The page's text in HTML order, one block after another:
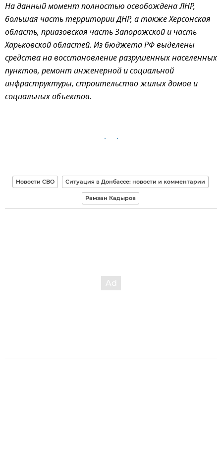
На данный момент полностью освобождена ЛНР,
большая часть территории ДНР, а также Херсонская
область, приазовская часть Запорожской и часть
Харьковской областей. Из бюджета РФ выделены
средства на восстановление разрушенных населенных
пунктов, ремонт инженерной и социальной
инфраструктуры, строительство жилых домов и
социальных объектов.
Новости СВО Ситуация в Донбассе: новости и комментарии
Рамзан Кадыров